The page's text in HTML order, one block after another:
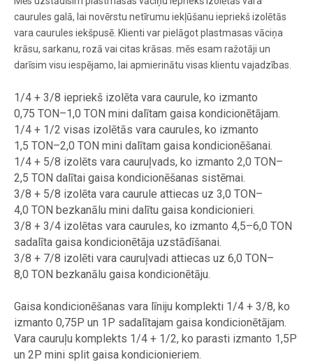
caurules galā, lai novērstu netīrumu iekļūšanu iepriekš izolētās
vara caurules iekšpusē. Klienti var pielāgot plastmasas vāciņa
krāsu, sarkanu, rozā vai citas krāsas. mēs esam ražotāji un
darīsim visu iespējamo, lai apmierinātu visas klientu vajadzības.
1/4 + 3/8 iepriekš izolēta vara caurule, ko izmanto
0,75 TON–1,0 TON mini dalītam gaisa kondicionētājam.
1/4 + 1/2 visas izolētās vara caurules, ko izmanto
1,5 TON–2,0 TON mini dalītam gaisa kondicionēšanai.
1/4 + 5/8 izolēts vara cauruļvads, ko izmanto 2,0 TON–
2,5 TON dalītai gaisa kondicionēšanas sistēmai.
3/8 + 5/8 izolēta vara caurule attiecas uz 3,0 TON–
4,0 TON bezkanālu mini dalītu gaisa kondicionieri.
3/8 + 3/4 izolētas vara caurules, ko izmanto 4,5–6,0 TON
sadalīta gaisa kondicionētāja uzstādīšanai.
3/8 + 7/8 izolēti vara cauruļvadi attiecas uz 6,0 TON–
8,0 TON bezkanālu gaisa kondicionētāju.
Gaisa kondicionēšanas vara līniju komplekti 1/4 + 3/8, ko
izmanto 0,75P un 1P sadalītajam gaisa kondicionētājam.
Vara cauruļu komplekts 1/4 + 1/2, ko parasti izmanto 1,5P
un 2P mini split gaisa kondicionieriem.